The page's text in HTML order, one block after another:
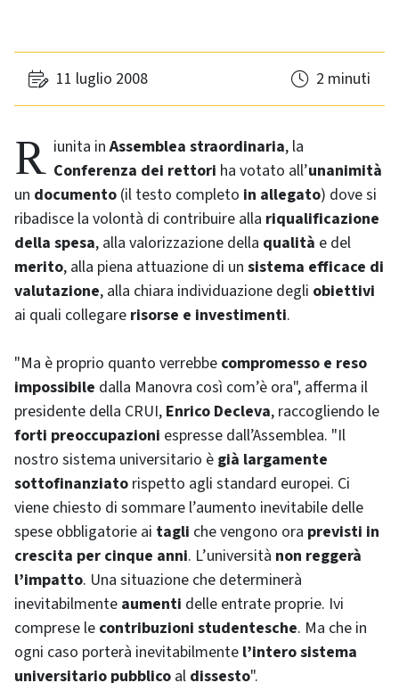
11 luglio 2008 2 minuti
Riunita inAssemblea straordinaria, la
Conferenza dei rettori ha votato all’unanimità
un documento (il testo completo in allegato) dove si
ribadisce la volontà di contribuire alla riqualificazione
della spesa, alla valorizzazione della qualità e del
merito, alla piena attuazione di un sistema efficace di
valutazione, alla chiara individuazione degli obiettivi
ai quali collegare risorse e investimenti.
"Ma è proprio quanto verrebbe compromesso e reso
impossibile dalla Manovra così com’è ora", afferma il
presidente della CRUI, Enrico Decleva, raccogliendo le
forti preoccupazioni espresse dall’Assemblea. "Il
nostro sistema universitario è già largamente
sottofinanziato rispetto agli standard europei. Ci
viene chiesto di sommare l’aumento inevitabile delle
spese obbligatorie ai tagli che vengono ora previsti in
crescita per cinque anni. L’università non reggerà
l’impatto. Una situazione che determinerà
inevitabilmente aumenti delle entrate proprie. Ivi
comprese le contribuzioni studentesche. Ma che in
ogni caso porterà inevitabilmente l’intero sistema
universitario pubblico al dissesto".